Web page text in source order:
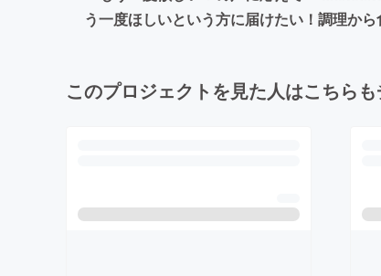
う一度ほしいという方に届けたい！調理か
このプロジェクトを見た人はこちら